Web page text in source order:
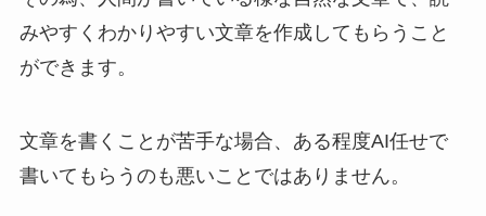
みやすくわかりやすい文章を作成してもらうこと
ができます。
文章を書くことが苦手な場合、ある程度AI任せで
書いてもらうのも悪いことではありません。